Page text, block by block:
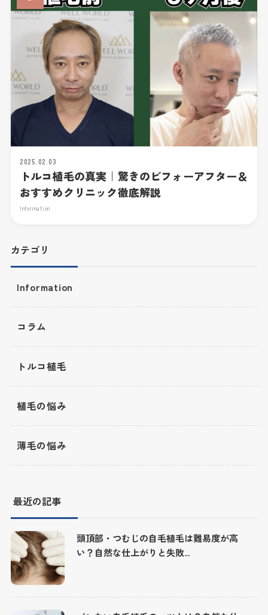
2025.02.03
トルコ植毛の真実｜驚きのビフォーアフター＆
おすすめクリニック徹底解説
Information
カテゴリ
Information
コラム
トルコ植毛
植毛の悩み
薄毛の悩み
最近の記事
頭頂部・つむじの自毛植毛は難易度が高
い？自然な仕上がりと失敗...